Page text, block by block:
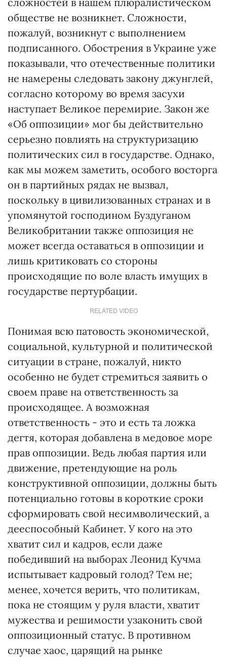
обществе не возникнет. Сложности,
пожалуй, возникнут с выполнением
подписанного. Обострения в Украине уже
показывали, что отечественные политики
не намерены следовать закону джунглей,
согласно которому во время засухи
наступает Великое перемирие. Закон же
«Об оппозиции» мог бы действительно
серьезно повлиять на структуризацию
политических сил в государстве. Однако,
как мы можем заметить, особого восторга
он в партийных рядах не вызвал,
поскольку в цивилизованных странах и в
упомянутой господином Буздуганом
Великобритании также оппозиция не
может всегда оставаться в оппозиции и
лишь критиковать со стороны
происходящие по воле власть имущих в
государстве пертурбации.
RELATED VIDEO
Понимая всю патовость экономической,
социальной, культурной и политической
ситуации в стране, пожалуй, никто
особенно не будет стремиться заявить о
своем праве на ответственность за
происходящее. А возможная
ответственность - это и есть та ложка
дегтя, которая добавлена в медовое море
прав оппозиции. Ведь любая партия или
движение, претендующие на роль
конструктивной оппозиции, должны быть
потенциально готовы в короткие сроки
сформировать свой несимволический, а
дееспособный Кабинет. У кого на это
хватит сил и кадров, если даже
победивший на выборах Леонид Кучма
испытывает кадровый голод? Тем не;
менее, хочется верить, что политикам,
пока не стоящим у руля власти, хватит
мужества и решимости узаконить свой
оппозиционный статус. В противном
случае хаос, царящий на рынке